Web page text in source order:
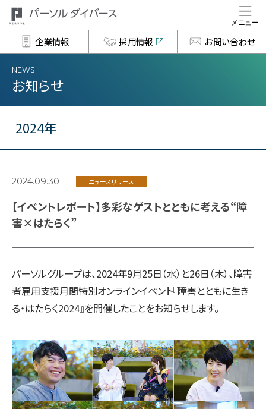
企業情報 採用情報 お問い合わせ
NEWS
お知らせ
2024年
2024.09.30 ニュースリリース
【イベントレポート】多彩なゲストとともに考える“障
害×はたらく”
パーソルグループは、2024年9月25日（水）と26日（木）、障害
者雇用支援月間特別オンラインイベント『障害とともに生き
る・はたらく2024』を開催したことをお知らせします。